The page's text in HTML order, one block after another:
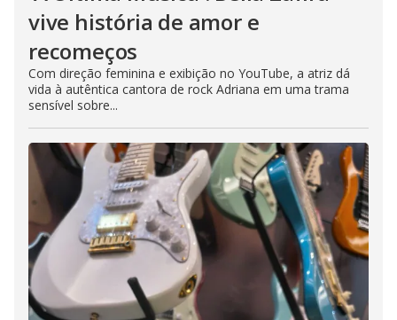
vive história de amor e
recomeços
Com direção feminina e exibição no YouTube, a atriz dá
vida à autêntica cantora de rock Adriana em uma trama
sensível sobre...